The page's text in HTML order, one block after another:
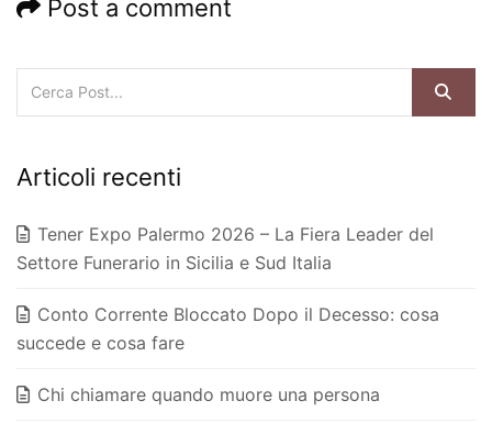
Post a comment
Articoli recenti
Tener Expo Palermo 2026 – La Fiera Leader del
Settore Funerario in Sicilia e Sud Italia
Conto Corrente Bloccato Dopo il Decesso: cosa
succede e cosa fare
Chi chiamare quando muore una persona